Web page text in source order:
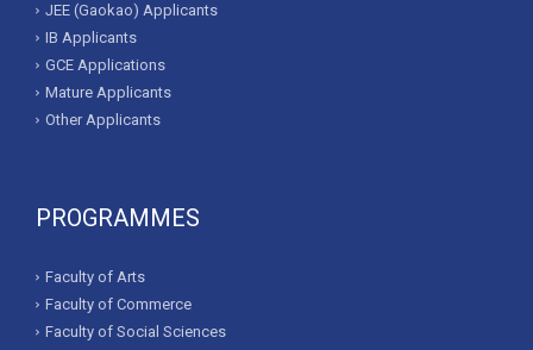
JEE (Gaokao) Applicants
IB Applicants
GCE Applications
Mature Applicants
Other Applicants
PROGRAMMES
Faculty of Arts
Faculty of Commerce
Faculty of Social Sciences